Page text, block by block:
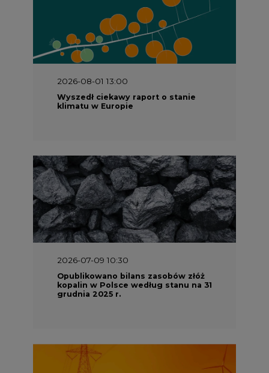
2026-08-01 13:00
Wyszedł ciekawy raport o stanie
klimatu w Europie
2026-07-09 10:30
Opublikowano bilans zasobów złóż
kopalin w Polsce według stanu na 31
grudnia 2025 r.